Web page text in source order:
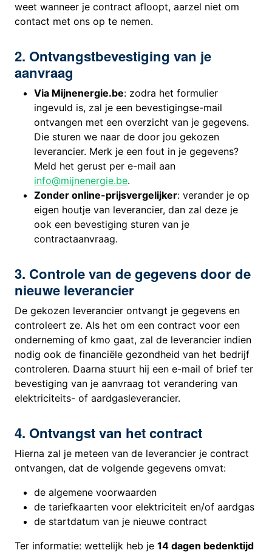
weet wanneer je contract afloopt, aarzel niet om
contact met ons op te nemen.
2. Ontvangstbevestiging van je
aanvraag
Via Mijnenergie.be: zodra het formulier
ingevuld is, zal je een bevestigingse-mail
ontvangen met een overzicht van je gegevens.
Die sturen we naar de door jou gekozen
leverancier. Merk je een fout in je gegevens?
Meld het gerust per e-mail aan
info@mijnenergie.be.
Zonder online-prijsvergelijker: verander je op
eigen houtje van leverancier, dan zal deze je
ook een bevestiging sturen van je
contractaanvraag.
3. Controle van de gegevens door de
nieuwe leverancier
De gekozen leverancier ontvangt je gegevens en
controleert ze. Als het om een contract voor een
onderneming of kmo gaat, zal de leverancier indien
nodig ook de financiële gezondheid van het bedrijf
controleren. Daarna stuurt hij een e-mail of brief ter
bevestiging van je aanvraag tot verandering van
elektriciteits- of aardgasleverancier.
4. Ontvangst van het contract
Hierna zal je meteen van de leverancier je contract
ontvangen, dat de volgende gegevens omvat:
de algemene voorwaarden
de tariefkaarten voor elektriciteit en/of aardgas
de startdatum van je nieuwe contract
Ter informatie: wettelijk heb je14 dagen bedenktijd